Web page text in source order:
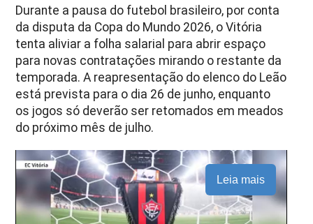
Durante a pausa do futebol brasileiro, por conta
da disputa da Copa do Mundo 2026, o Vitória
tenta aliviar a folha salarial para abrir espaço
para novas contratações mirando o restante da
temporada. A reapresentação do elenco do Leão
está prevista para o dia 26 de junho, enquanto
os jogos só deverão ser retomados em meados
do próximo mês de julho.
Leia mais